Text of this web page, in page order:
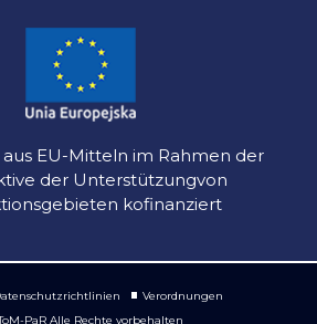
EU-Mitteln im Rahmen der
der Unterstützungvon
kofinanziert
Verordnungen
PaR Alle Rechte vorbehalten